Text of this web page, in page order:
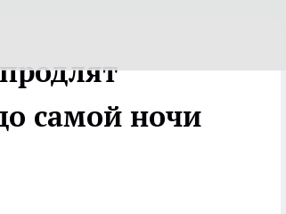
самой ночи